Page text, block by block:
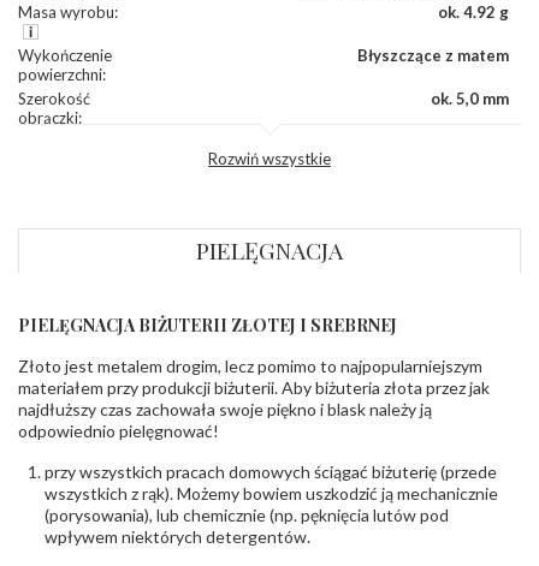
Masa wyrobu: ok. 4.92 g
Wykończenie
powierzchni:
Błyszczące z matem
Szerokość
obrączki:
ok. 5,0 mm
INNE PARAMETRY
Producent
odpowiedzialny:
Łazur sp.j. Kowalowy 134 38-200 Jasło; NIP:
6850004631; tel.13 44 56 100;
biuro@obraczki.pl ,PZ Stelmach Sp. z o.o. ul.
Północna 22 45-805 Opole; NIP 7542889545;
Tel. +48 77 54 90 100; biuro@stelmach.pl
Bezpieczeństwo
- rodzaj
ostrzeżenia:
Nie nadaje się dla dzieci w wieku poniżej 3 lat
, Elementy w wyrobie wykonane z białego złota
zawierają nikiel
Rozwiń wszystkie
PIELĘGNACJA
PIELĘGNACJA BIŻUTERII ZŁOTEJ I SREBRNEJ
Złoto jest metalem drogim, lecz pomimo to najpopularniejszym
materiałem przy produkcji biżuterii. Aby biżuteria złota przez jak
najdłuższy czas zachowała swoje piękno i blask należy ją
odpowiednio pielęgnować!
przy wszystkich pracach domowych ściągać biżuterię (przede
wszystkich z rąk). Możemy bowiem uszkodzić ją mechanicznie
(porysowania), lub chemicznie (np. pęknięcia lutów pod
wpływem niektórych detergentów.